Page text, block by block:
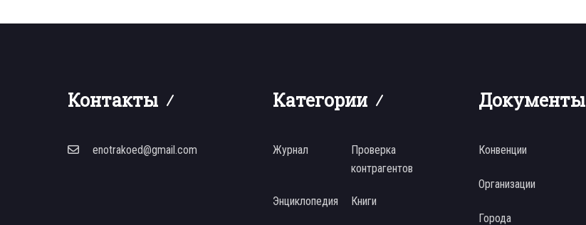
Контакты
enotrakoed@gmail.com
Категории
Журнал
Проверка
контрагентов
Энциклопедия Книги
Документы
Конвенции
Организации
Города